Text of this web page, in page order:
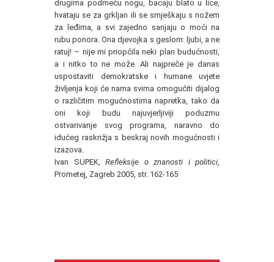
drugima podmeću nogu, bacaju blato u lice,
hvataju se za grkljan ili se smješkaju s nožem
za leđima, a svi zajedno sanjaju o moći na
rubu ponora. Ona djevojka s geslom: ljubi, a ne
ratuj! – nije mi priopćila neki plan budućnosti,
a i nitko to ne može. Ali najpreče je danas
uspostaviti demokratske i humane uvjete
življenja koji će nama svima omogućiti dijalog
o različitim mogućnostima napretka, tako da
oni koji budu najuvjerljiviji poduzmu
ostvarivanje svog programa, naravno do
idućeg raskrižja s beskraj novih mogućnosti i
izazova.
Ivan SUPEK, Refleksije o znanosti i politici
Prometej, Zagreb 2005, str. 162-165